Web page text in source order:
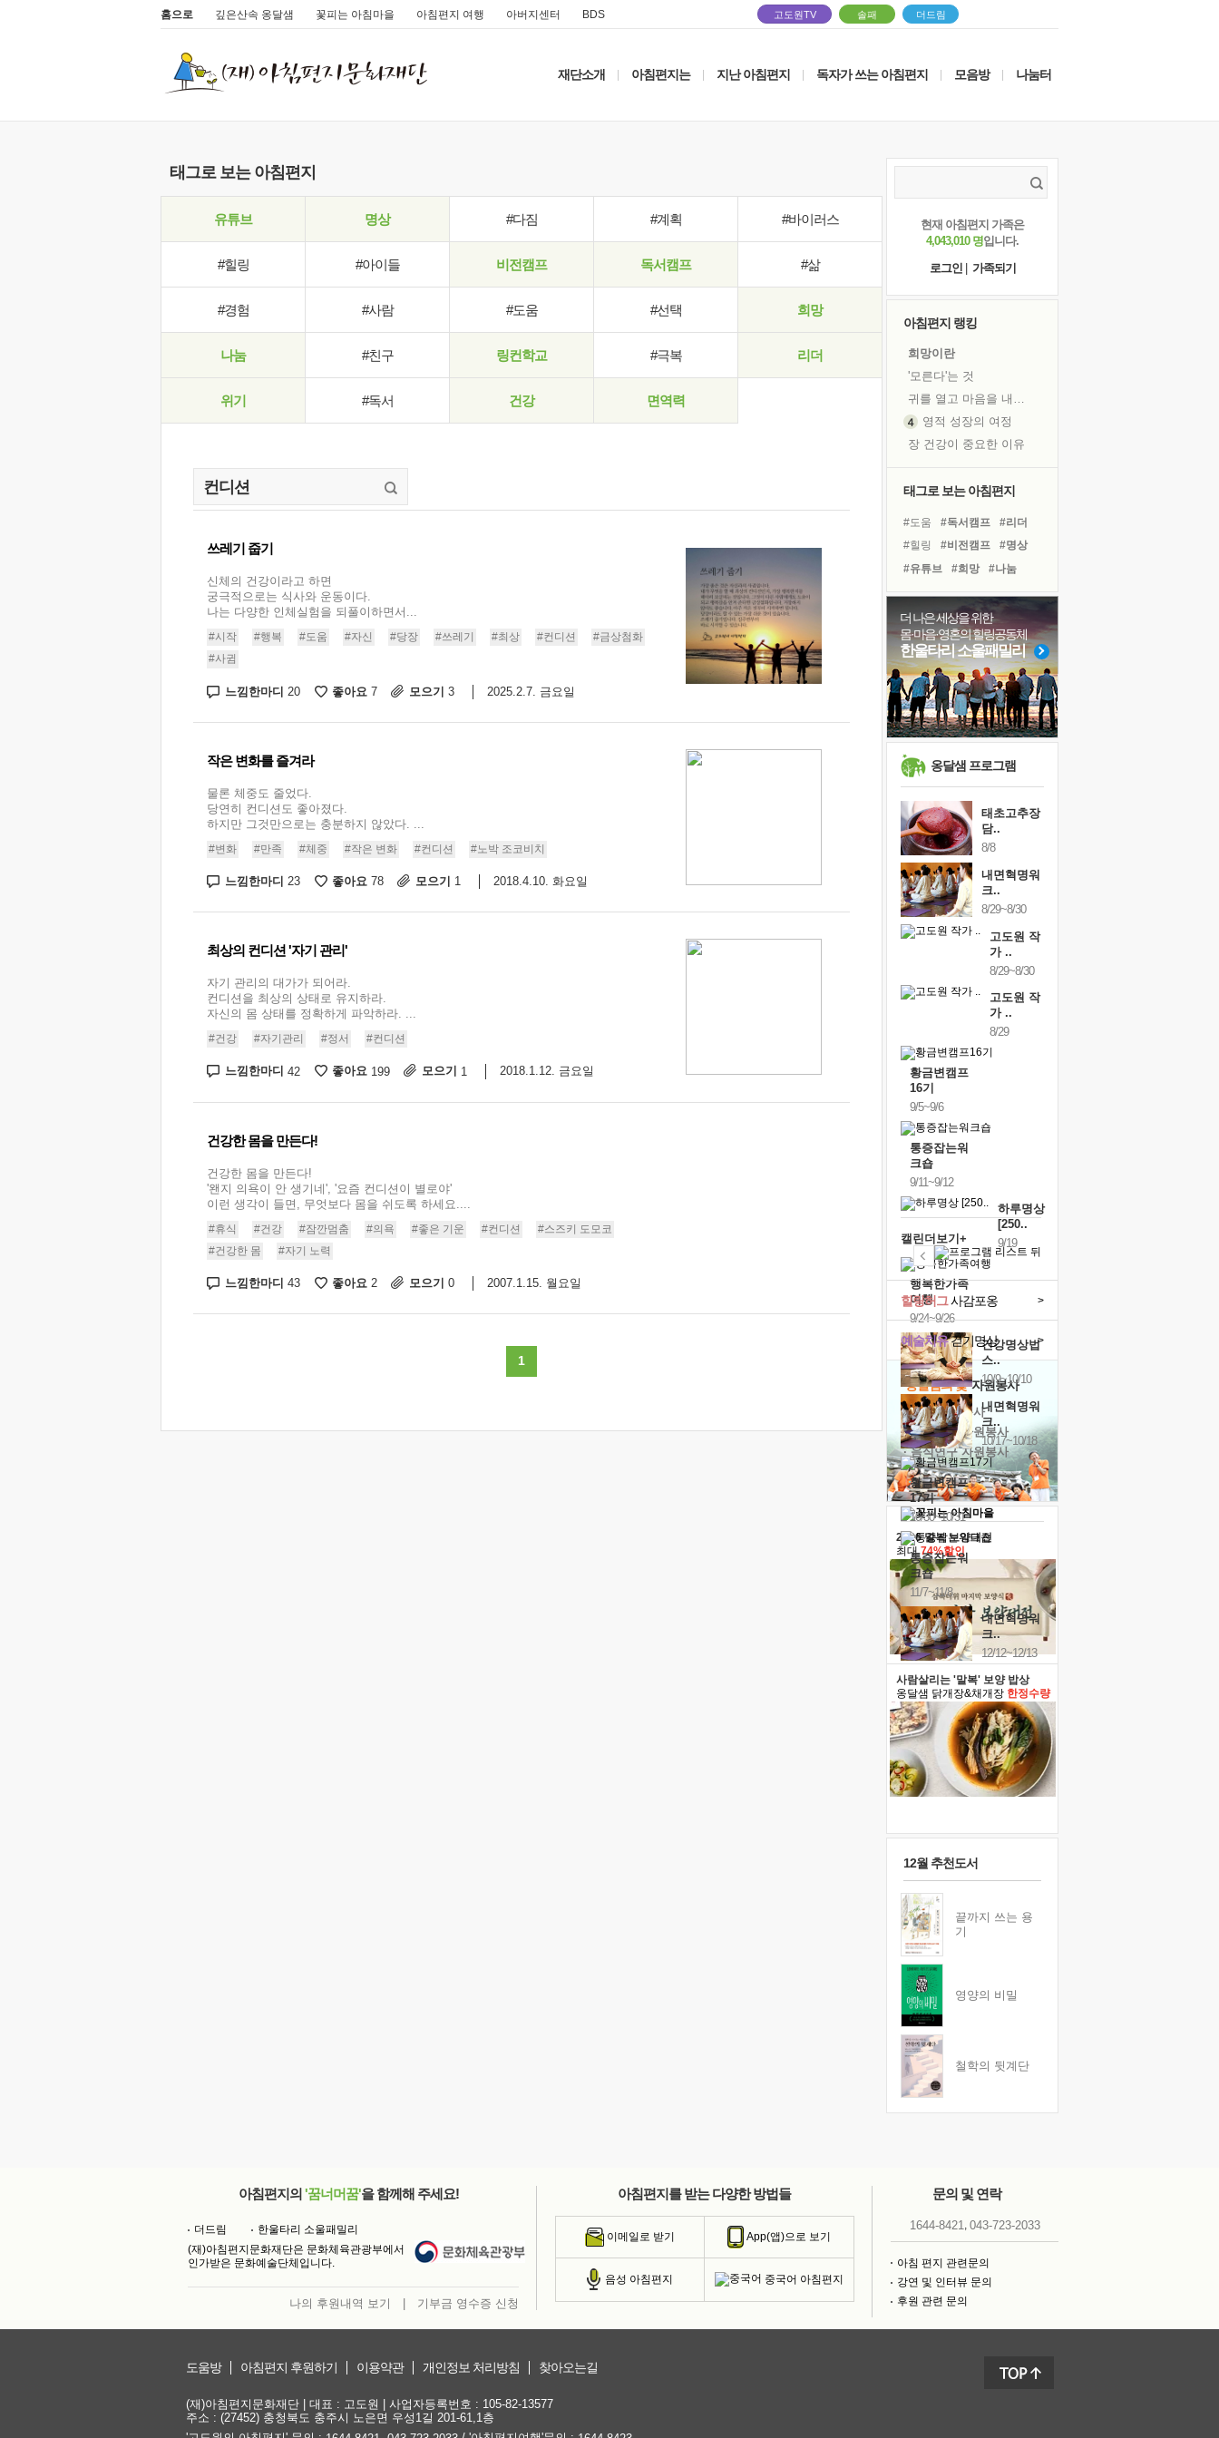
홈으로 깊은산속 옹달샘 꽃피는 아침마을 아침편지 여행 아버지센터 BDS 고도원TV 솔패 더드림
재단소개 아침편지는 지난 아침편지 독자가 쓰는 아침편지 모음방 나눔터
태그로 보는 아침편지
유튜브 명상 #다짐 #계획 #바이러스
#힐링 #아이들 비전캠프 독서캠프 #삶
#경험 #사람 #도움 #선택 희망
나눔 #친구 링컨학교 #극복 리더
위기 #독서 건강 면역력
쓰레기 줍기
신체의 건강이라고 하면
궁극적으로는 식사와 운동이다.
나는 다양한 인체실험을 되풀이하면서...
#시작 #행복 #도움 #자신 #당장 #쓰레기 #최상 #컨디션
#금상첨화
#사귐
느낌한마디 20 좋아요 7 모으기 3 2025.2.7. 금요일
작은 변화를 즐겨라
물론 체중도 줄었다.
당연히 컨디션도 좋아졌다.
하지만 그것만으로는 충분하지 않았다. ...
#변화 #만족 #체중 #작은 변화 #컨디션 #노박 조코비치
느낌한마디 23 좋아요 78 모으기 1 2018.4.10. 화요일
최상의 컨디션 '자기 관리'
자기 관리의 대가가 되어라.
컨디션을 최상의 상태로 유지하라.
자신의 몸 상태를 정확하게 파악하라. ...
#건강 #자기관리 #정서 #컨디션
느낌한마디 42 좋아요 199 모으기 1 2018.1.12. 금요일
건강한 몸을 만든다!
건강한 몸을 만든다!
'왠지 의욕이 안 생기네', '요즘 컨디션이 별로야'
이런 생각이 들면, 무엇보다 몸을 쉬도록 하세요....
#휴식 #건강 #잠깐멈춤 #의욕 #좋은 기운 #컨디션
#스즈키 도모코
#건강한 몸
#자기 노력
느낌한마디 43 좋아요 2 모으기 0 2007.1.15. 월요일
1
현재 아침편지 가족은
4,043,010 명입니다.
로그인
가족되기
아침편지 랭킹
희망이란
'모른다'는 것
귀를 열고 마음을 내어주고
영적 성장의 여정
장 건강이 중요한 이유
흙이 된 몸으로 출근하는 여자
꿈이 실제가 되는 것
'말 타는 법'을 먼저
졸업식 사진을 보며
극심한 변비, 어깨결림, 수면 장애
아픈 아버지를 위한 공간 설계
보고 싶은 어머니
유년 시절의 부산 영도 바다
못된 꼰대들
슬럼프
태그로 보는 아침편지
#도움 #독서캠프
#리더
#힐링
#비전캠프
#명상
#유튜브
#희망
#나눔
#바이러스
#링컨학교
#친구
#선택
#다짐
#극복
#아이들
#위기
#경험
#사람 #삶
#독서
#건강
더 나은 세상을 위한
몸·마음·영혼의 힐링공동체
한울타리 소울패밀리
옹달샘 프로그램
태초고추장
담..
8/8
내면혁명워
크..
8/29~8/30
고도원 작
가 ..
8/29~8/30
고도원 작
가 ..
8/29
황금변캠프
16기
9/5~9/6
통증잡는워
크숍
9/11~9/12
하루명상
[250..
9/19
행복한가족
여행
9/24~9/26
건강명상법
스..
10/9~10/10
내면혁명워
크..
10/17~10/18
황금변캠프
17기
10/30~10/31
통증잡는워
크숍
11/7~11/8
내면혁명워
크..
12/12~12/13
캘린더보기+
예술치유걷기명상 >
힐링허그사감포옹 >
'옹달샘의 꽃'자원봉사
· 청년 자원봉사
· 금빛청년 자원봉사
· 음식연구 자원봉사
2026 말복 보양대전
최대74%할인
사람살리는 '말복' 보양 밥상
옹달샘 닭개장&채개장 한정수량
12월 추천도서
끝까지 쓰는 용
기
영양의 비밀
철학의 뒷계단
아침편지의 '꿈너머꿈'을 함께해 주세요!
더드림
한울타리 소울패밀리
(재)아침편지문화재단은 문화체육관광부에서
인가받은 문화예술단체입니다.
나의 후원내역 보기 기부금 영수증 신청
아침편지를 받는 다양한 방법들
이메일로 받기 App(앱)으로 보기
음성 아침편지 중국어 아침편지
문의 및 연락
1644-8421, 043-723-2033
아침 편지 관련문의
강연 및 인터뷰 문의
후원 관련 문의
도움방 아침편지 후원하기 이용약관 개인정보 처리방침 찾아오는길
(재)아침편지문화재단 | 대표 : 고도원 | 사업자등록번호 : 105-82-13577
주소 : (27452) 충청북도 충주시 노은면 우성1길 201-61,1층